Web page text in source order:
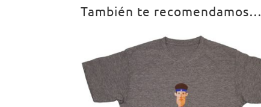
También te recomendamos…